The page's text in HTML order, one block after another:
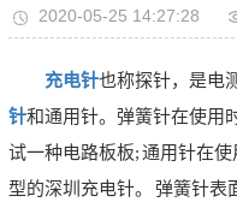
2020-05-25 14:27:28
充电针也称探针，是电
针和通用针。弹簧针在使用
试一种电路板板; 通用针在
型的深圳充电针。 弹簧针